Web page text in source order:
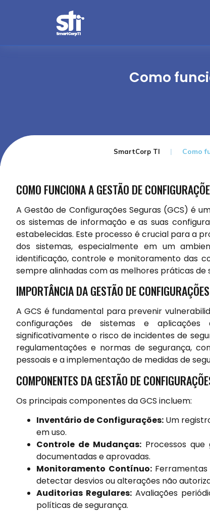
Como
SmartCorp TI Como
COMO FUNCIONA A GESTÃO DE
A Gestão de Configurações Seguras (GCS) é
os sistemas de informação e as suas
estabelecidas. Este processo é crucial para a
dos sistemas, especialmente em um
identificação, controle e monitoramento das
sempre alinhadas com as melhores práticas de
IMPORTÂNCIA DA GESTÃO DE
A GCS é fundamental para prevenir
configurações de sistemas e aplicações
significativamente o risco de incidentes de
regulamentações e normas de segurança,
pessoais e a implementação de medidas de
COMPONENTES DA GESTÃO DE
Os principais componentes da GCS incluem:
Inventário de Configurações:Um
em uso.
Controle de Mudanças: Processos
documentadas e aprovadas.
Monitoramento Contínuo:Ferramentas
detectar desvios ou alterações não
Auditorias Regulares:Avaliações
políticas de segurança.